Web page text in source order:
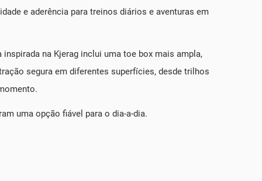
e aderência para treinos diários e aventuras em
na Kjerag inclui uma toe box mais ampla,
segura em diferentes superfícies, desde trilhos
uma opção fiável para o dia-a-dia.